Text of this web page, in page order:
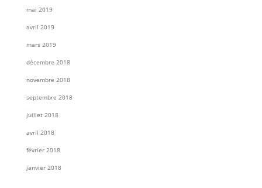
mai 2019
avril 2019
mars 2019
décembre 2018
novembre 2018
septembre 2018
juillet 2018
avril 2018
février 2018
janvier 2018